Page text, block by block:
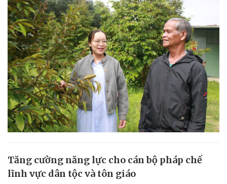
Tăng cường năng lực cho cán bộ pháp chế
lĩnh vực dân tộc và tôn giáo